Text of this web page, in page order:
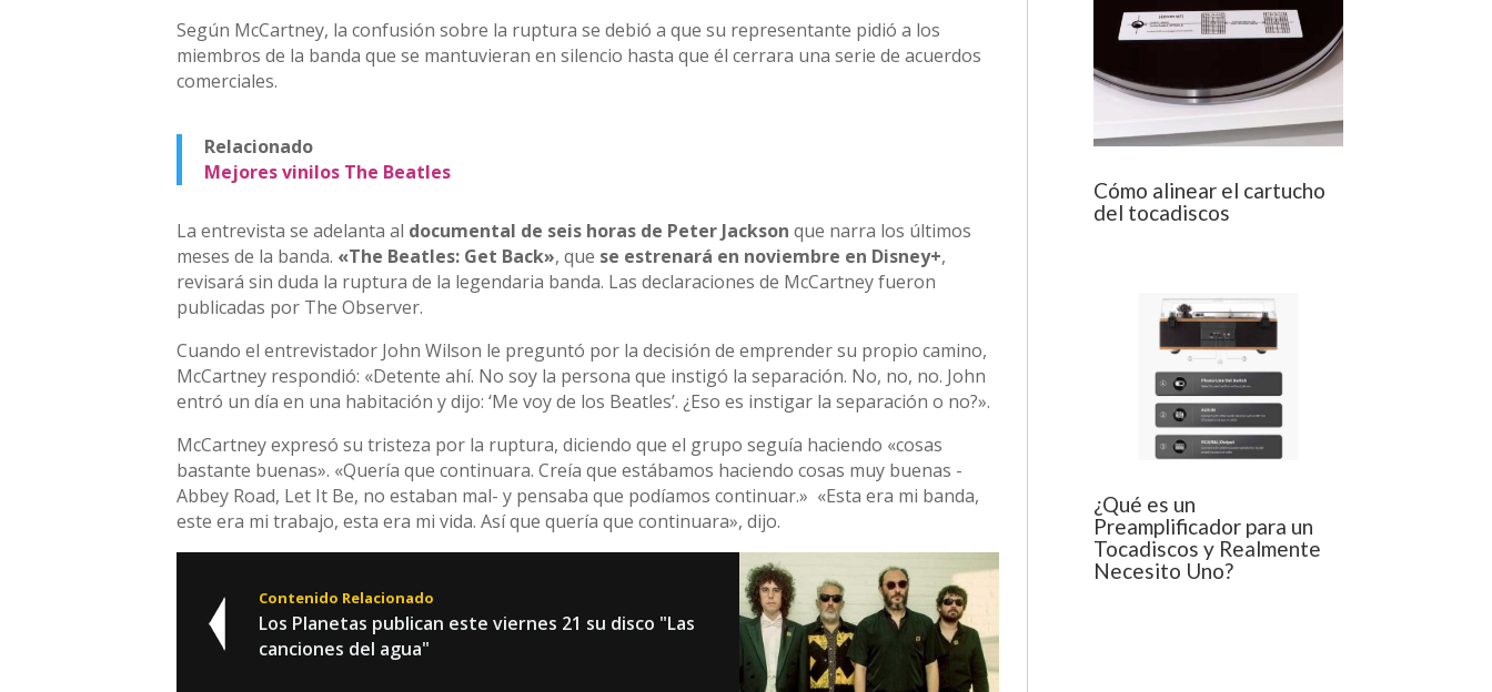
Según McCartney, la confusión sobre la ruptura se debió a que su representante pidió a los
miembros de la banda que se mantuvieran en silencio hasta que él cerrara una serie de acuerdos
comerciales.
Relacionado
Mejores vinilos The Beatles
La entrevista se adelanta al documental de seis horas de Peter Jackson que narra los últimos
meses de la banda. «The Beatles: Get Back», que se estrenará en noviembre en Disney+,
revisará sin duda la ruptura de la legendaria banda. Las declaraciones de McCartney fueron
publicadas por The Observer.
Cuando el entrevistador John Wilson le preguntó por la decisión de emprender su propio camino,
McCartney respondió: «Detente ahí. No soy la persona que instigó la separación. No, no, no. John
entró un día en una habitación y dijo: ‘Me voy de los Beatles’. ¿Eso es instigar la separación o no?».
McCartney expresó su tristeza por la ruptura, diciendo que el grupo seguía haciendo «cosas
bastante buenas». «Quería que continuara. Creía que estábamos haciendo cosas muy buenas -
Abbey Road, Let It Be, no estaban mal- y pensaba que podíamos continuar.» «Esta era mi banda,
este era mi trabajo, esta era mi vida. Así que quería que continuara», dijo.
Contenido Relacionado
Los Planetas publican este viernes 21 su disco "Las
canciones del agua"
Cómo alinear el cartucho
del tocadiscos
¿Qué es un
Preamplificador para un
Tocadiscos y Realmente
Necesito Uno?